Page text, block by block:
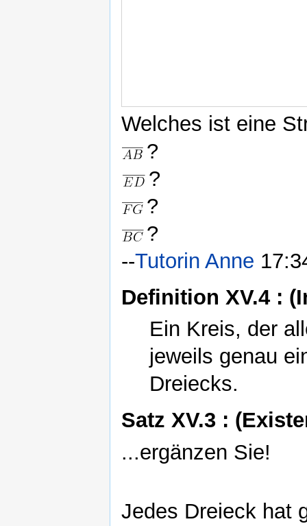
Welches ist eine
?
?
?
?
--Tutorin Anne
Definition XV.4 :
Ein Kreis, der
jeweils genau
Dreiecks.
Satz XV.3 :
...ergänzen Sie!
Jedes Dreieck hat